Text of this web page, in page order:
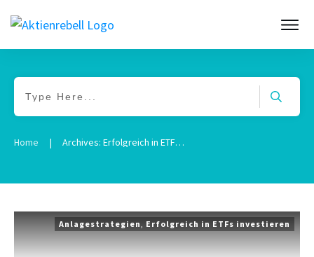
Home | Archives: Erfolgreich in ETFs investieren
Anlagestrategien, Erfolgreich in ETFs investieren